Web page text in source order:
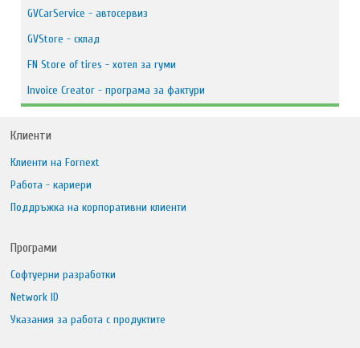
GVCarService - автосервиз
GVStore - склад
FN Store оf tires - хотел за гуми
Invoice Creator - програма за фактури
Клиенти
Клиенти на Fornext
Работа - кариери
Поддръжка на корпоративни клиенти
Програми
Софтуерни разработки
Network ID
Указания за работа с продуктите